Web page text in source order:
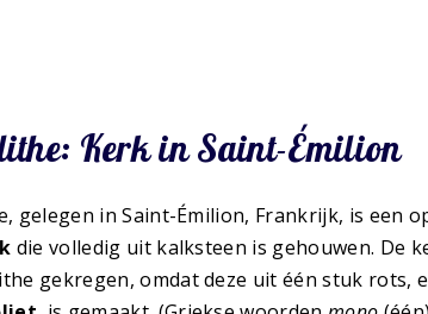
Kerk in Saint-Émilion
gelegen in Saint-Émilion, Frankrijk, is een
die volledig uit kalksteen is gehouwen. De
gekregen, omdat deze uit één stuk rots,